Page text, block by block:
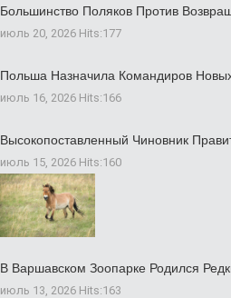
Большинство Поляков Против
июль 20, 2026 Hits:177
Польша Назначила Командиров
июль 16, 2026 Hits:166
Высокопоставленный Чиновник
июль 15, 2026 Hits:160
В Варшавском Зоопарке Родился
июль 13, 2026 Hits:163